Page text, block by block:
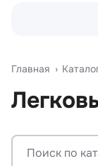
Главная ›